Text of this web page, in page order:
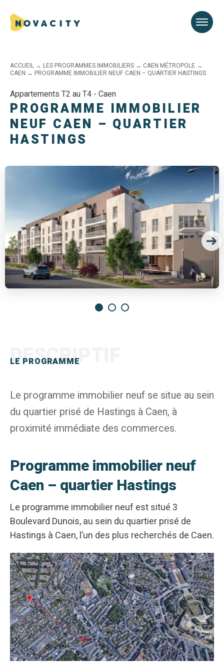
ACCUEIL → LES PROGRAMMES IMMOBILIERS → CAEN MÉTROPOLE →
CAEN → PROGRAMME IMMOBILIER NEUF CAEN – QUARTIER HASTINGS
Appartements T2 au T4 - Caen
PROGRAMME IMMOBILIER
NEUF CAEN – QUARTIER
HASTINGS
LE PROGRAMME
DESCRIPTIF
Le programme immobilier neuf se situe au sein
du quartier prisé de Hastings à Caen, à
proximité immédiate des commerces.
Programme immobilier neuf
Caen – quartier Hastings
Le programme immobilier neuf est situé 3
Boulevard Dunois, au sein du quartier prisé de
Hastings à Caen, l’un des plus recherchés de Caen.